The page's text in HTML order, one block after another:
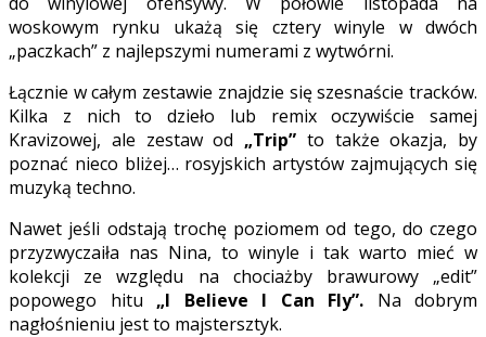
woskowym rynku ukażą się cztery winyle w dwóch
„paczkach” z najlepszymi numerami z wytwórni.
Łącznie w całym zestawie znajdzie się szesnaście tracków.
Kilka z nich to dzieło lub remix oczywiście samej
Kravizowej, ale zestaw od „Trip” to także okazja, by
poznać nieco bliżej… rosyjskich artystów zajmujących się
muzyką techno.
Nawet jeśli odstają trochę poziomem od tego, do czego
przyzwyczaiła nas Nina, to winyle i tak warto mieć w
kolekcji ze względu na chociażby brawurowy „edit”
popowego hitu „I Believe I Can Fly”. Na dobrym
nagłośnieniu jest to majstersztyk.